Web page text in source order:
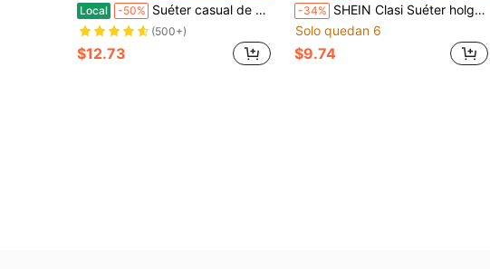
Local -50% Suéter casual de mujer de talla grande con cuello redondo, mangas dolman y diseño hueco, para invierno, punto de otoño
(500+)
$12.73
-34% SHEIN Clasi Suéter holgado de punto casual de manga larga con cuello en V y hombros caídos a rayas para mujer de talla grande, otoño
Solo quedan 6
$9.74